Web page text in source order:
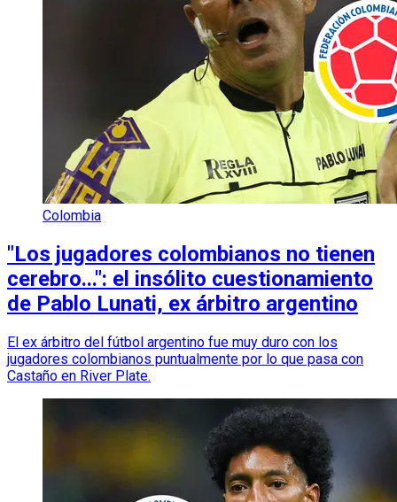
Colombia
"Los jugadores colombianos no tienen
cerebro...": el insólito cuestionamiento
de Pablo Lunati, ex árbitro argentino
El ex árbitro del fútbol argentino fue muy duro con los
jugadores colombianos puntualmente por lo que pasa con
Castaño en River Plate.